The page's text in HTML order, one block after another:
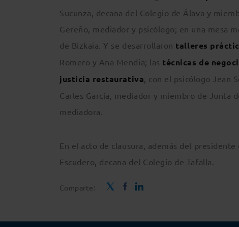
Sucunza, decana del Colegio de Álava y
Gereño, mediador y psicólogo; en una mesa
de Bizkaia. Y se desarrollaron talleres
Romero y Ana Mendia; las técnicas de
justicia restaurativa, con el psicólogo Jean
Carles García, mediador y miembro de Junta
mediadora.
En el acto de clausura, además del
Escudero, decana del Colegio de Tafalla.
Comparte: